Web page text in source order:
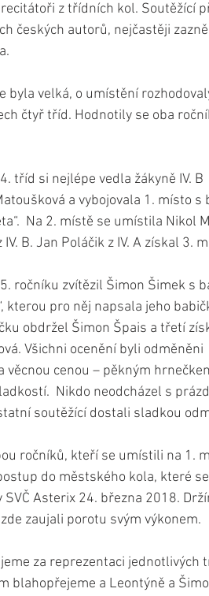
z třídních kol. Soutěžící
českých autorů, nejčastěji
byla velká, o umístění
čtyř tříd. Hodnotily se oba
tříd si nejlépe vedla žákyně IV. B
a vybojovala 1. místo s
Na 2. místě se umístila Nikol
IV. B. Jan Poláčik z IV. A získal 3.
ročníku zvítězil Šimon Šimek s
kterou pro něj napsala jeho
obdržel Šimon Špais a třetí
Všichni ocenění byli odměněni
věcnou cenou – pěkným
Nikdo neodcházel s
soutěžící dostali sladkou
ročníků, kteří se umístili na 1.
do městského kola, které se
SVČ Asterix 24. března 2018.
zaujali porotu svým výkonem.
za reprezentaci jednotlivých
blahopřejeme a Leontýně a